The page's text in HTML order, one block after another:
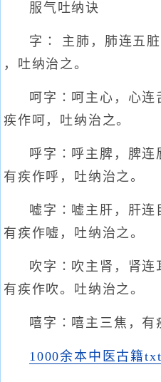
服气吐纳诀
字∶ 主肺，肺连五脏
，吐纳治之。
呵字∶呵主心，心连
疾作呵，吐纳治之。
呼字∶呼主脾，脾连
有疾作呼，吐纳治之。
嘘字∶嘘主肝，肝连
有疾作嘘，吐纳治之。
吹字∶吹主肾，肾连
有疾作吹。吐纳治之。
嘻字∶嘻主三焦，有
1000余本中医古籍